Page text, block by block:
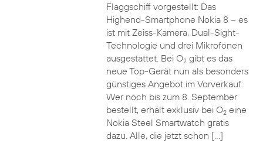
Flaggschiff vorgestellt: Das
Highend-Smartphone Nokia 8 – es
ist mit Zeiss-Kamera, Dual-Sight-
Technologie und drei Mikrofonen
ausgestattet. Bei O2gibt es das
neue Top-Gerät nun als besonders
günstiges Angebot im Vorverkauf:
Wer noch bis zum 8. September
bestellt, erhält exklusiv bei O2eine
Nokia Steel Smartwatch gratis
dazu. Alle, die jetzt schon […]